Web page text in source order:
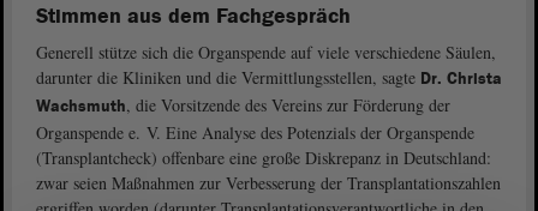
Stimmen aus dem Fachgespräch
Generell stütze sich die Organspende auf viele verschiedene Säulen,
darunter die Kliniken und die Vermittlungsstellen, sagte Dr. Christa
Wachsmuth, die Vorsitzende des Vereins zur Förderung der
Organspende e. V. Eine Analyse des Potenzials der Organspende
(Transplantcheck) offenbare eine große Diskrepanz in Deutschland:
zwar seien Maßnahmen zur Verbesserung der Transplantationszahlen